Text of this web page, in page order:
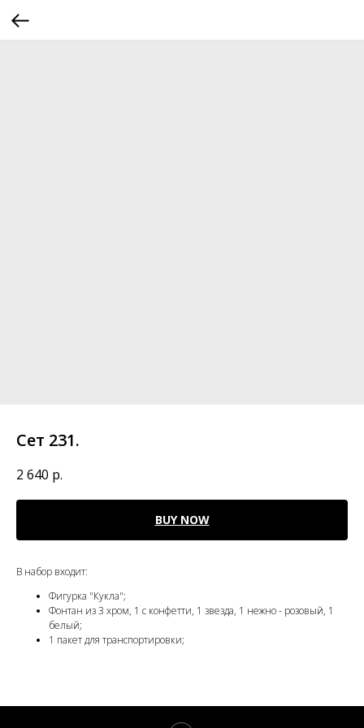
Сет 231.
2 640 р.
BUY NOW
В набор входит:
Фигурка "Кукла";
Фонтан из 3 хром, 1 с конфетти, 1 звезда, 1 нежно - розовый, 1
белый;
1 пакет для транспортировки;